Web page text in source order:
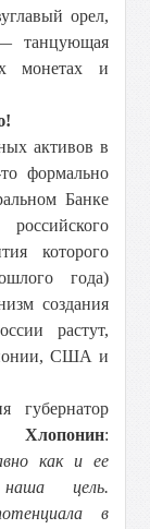
орел,
танцующая
монетах и
активов в
формально
Банке
которого
года)
создания
растут,
США и
губернатор
Хлопонин:
как и ее
цель.
в